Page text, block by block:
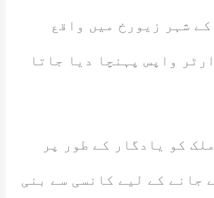
شہر زیورخ میں واقع
واپس پہنچا دیا جاتا
کو یادگار کے طور پر
جانے کے لیے کانسی سے بنی